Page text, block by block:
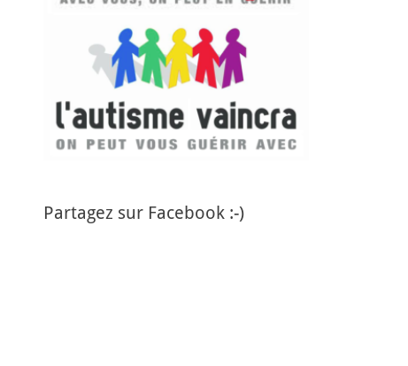
Partagez sur Facebook :-)